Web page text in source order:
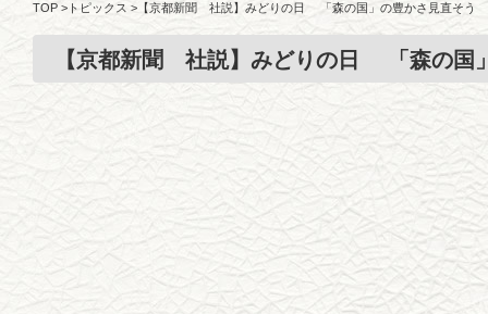
TOP > トピックス > 【京都新聞 社説】みどりの日 「森の国」の豊かさ見直そう
【京都新聞 社説】みどりの日 「森の国